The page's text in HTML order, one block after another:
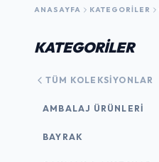
ANASAYFA KATEGORILER
KATEGORİLER
TÜM KOLEKSIYONLAR
AMBALAJ ÜRÜNLERI
BAYRAK